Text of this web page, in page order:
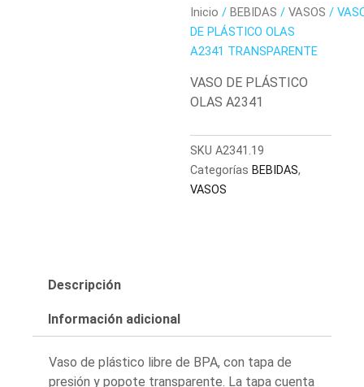
Inicio / BEBIDAS / VASOS /
DE PLÁSTICO OLAS
A2341 TRANSPARENTE
VASO DE PLÁSTICO
OLAS A2341
SKU A2341.19
Categorías BEBIDAS,
VASOS
Descripción
Información adicional
Vaso de plástico libre de BPA, con tapa de
presión y popote transparente. La tapa cuenta